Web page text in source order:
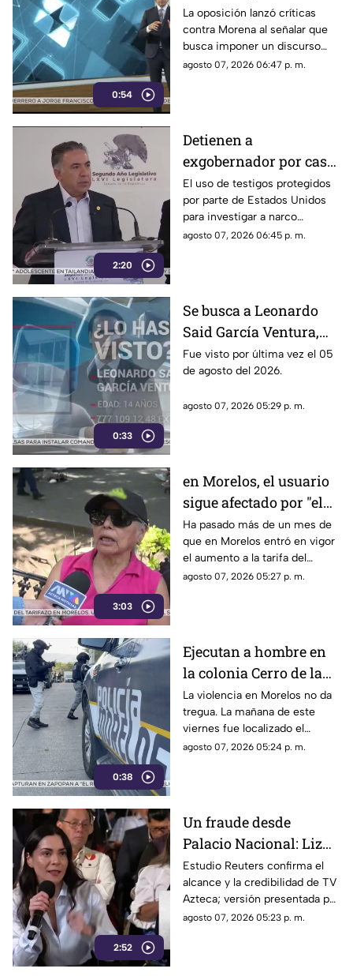
0:54
debate político
La oposición lanzó críticas
contra Morena al señalar que
busca imponer un discurso
único y limitar las voces que
agosto 07, 2026 06:47 p. m.
2:20
Detienen a
exgobernador por caso
Ayotzinapa y desaforan
a alcaldes
El uso de testigos protegidos
por parte de Estados Unidos
para investigar a narco
políticos ha sido cuestionado
entre ellos Rubén Rocha y
Enrique Inzunza.
agosto 07, 2026 06:45 p. m.
0:33
Se busca a Leonardo
Said García Ventura,
desaparecido en
Cuernavaca
Fue visto por última vez el 05
de agosto del 2026.
agosto 07, 2026 05:29 p. m.
3:03
en Morelos, el usuario
sigue afectado por "el
tarifazo"
Ha pasado más de un mes de
que en Morelos entró en vigor
el aumento a la tarifa del
transporte público. Un mes,
al interior de las unidades.
agosto 07, 2026 05:27 p. m.
0:38
Ejecutan a hombre en
la colonia Cerro de la
Corona
La violencia en Morelos no da
tregua. La mañana de este
viernes fue localizado el
cuerpo de un hombre con
agosto 07, 2026 05:24 p. m.
2:52
Un fraude desde
Palacio Nacional: Liz
Vilchis intentó
desvirtuar estudio de
Reuters sobre la
credibilidad de TV
Estudio Reuters confirma el
alcance y la credibilidad de TV
Azteca; versión presentada por
Liz Vilchis fue cuestionada al
agosto 07, 2026 05:23 p. m.